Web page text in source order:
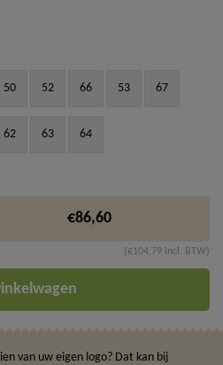
50 52 66 53 67
62 63 64
€86,60
(€104,79 incl. BTW)
van uw eigen logo? Dat kan bij